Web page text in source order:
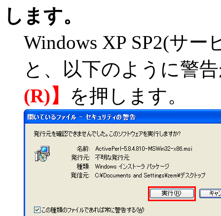
します。
Windows XP SP2(サ
と、以下のように警
(R)】 を押します。